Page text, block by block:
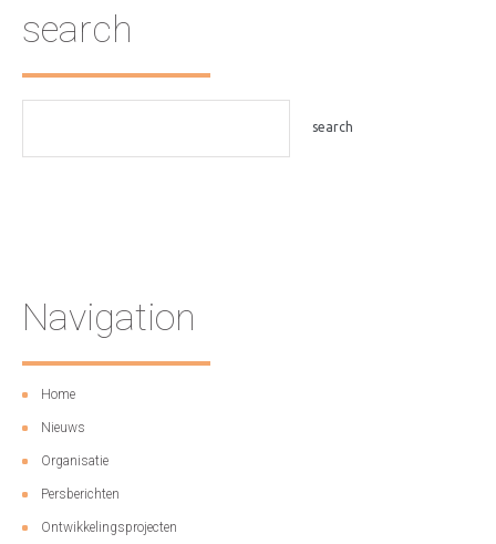
search
Navigation
Home
Nieuws
Organisatie
Persberichten
Ontwikkelingsprojecten